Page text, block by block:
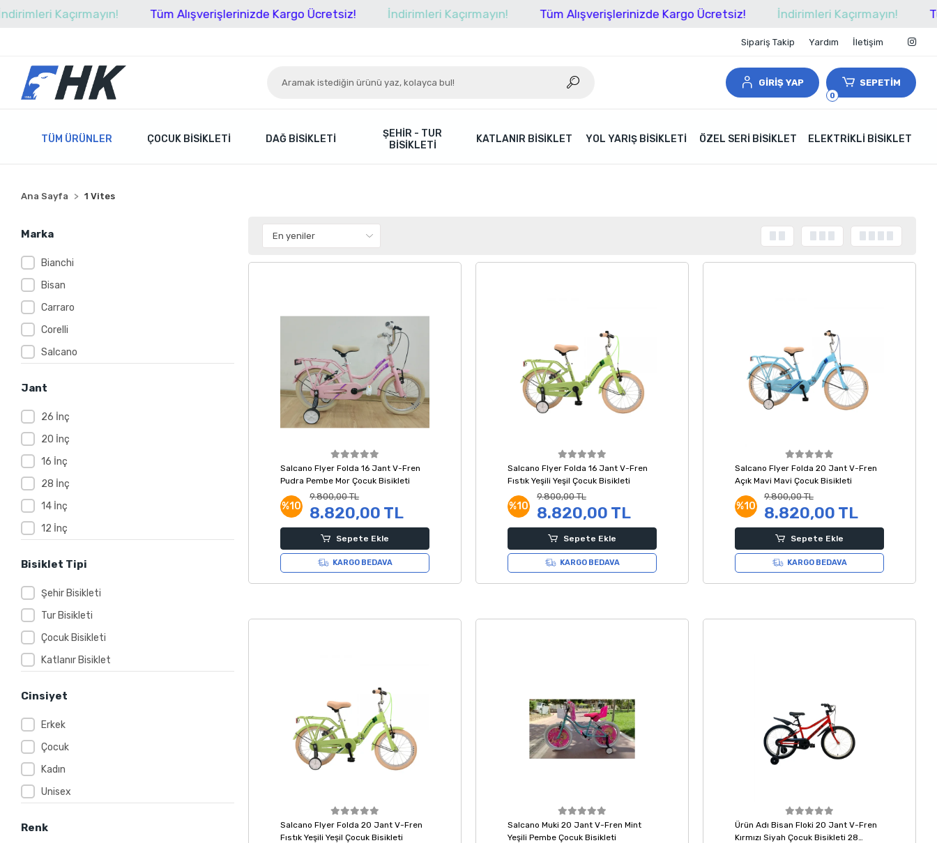
Kaçırmayın! Tüm Alışverişlerinizde Kargo Ücretsiz! İndirimleri Kaçırmayın! Tüm Alışverişlerinizde Kargo Ücretsiz! İndirimleri Kaçırmayın! Tüm
Sipariş Takip Yardım İletişim
GİRİŞ YAP
0
SEPETİM
TÜM ÜRÜNLER ÇOCUK BISIKLETI DAĞ BISIKLETI
ŞEHIR - TUR
BISIKLETI
KATLANIR BISIKLET YOL YARIŞ BISIKLETI ÖZEL SERI BISIKLET ELEKTRIKLI BISIKLET
Ana Sayfa 1 Vites
Marka
Bianchi
Bisan
Carraro
Corelli
Salcano
Jant
26 İnç
20 İnç
16 İnç
28 İnç
14 İnç
12 İnç
Bisiklet Tipi
Şehir Bisikleti
Tur Bisikleti
Çocuk Bisikleti
Katlanır Bisiklet
Cinsiyet
Erkek
Çocuk
Kadın
Unisex
Renk
Salcano Flyer Folda 16 Jant V-Fren
Pudra Pembe Mor Çocuk Bisikleti
%10
9.800,00 TL
8.820,00 TL
Sepete Ekle
KARGO BEDAVA
Salcano Flyer Folda 16 Jant V-Fren
Fıstık Yeşili Yeşil Çocuk Bisikleti
%10
9.800,00 TL
8.820,00 TL
Sepete Ekle
KARGO BEDAVA
Salcano Flyer Folda 20 Jant V-Fren
Açık Mavi Mavi Çocuk Bisikleti
%10
9.800,00 TL
8.820,00 TL
Sepete Ekle
KARGO BEDAVA
Salcano Flyer Folda 20 Jant V-Fren
Fıstık Yeşili Yeşil Çocuk Bisikleti
Salcano Muki 20 Jant V-Fren Mint
Yeşili Pembe Çocuk Bisikleti
Ürün Adı Bisan Floki 20 Jant V-Fren
Kırmızı Siyah Çocuk Bisikleti 28